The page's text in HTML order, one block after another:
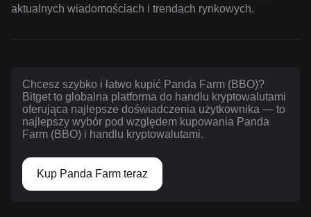
aktualnych wiadomościach i trendach rynkowych.
Chcesz szybko i łatwo kupić Panda Farm (BBO)?
Bitget to globalna platforma do handlu kryptowalutami
oferująca najlepsze doświadczenia użytkownika — to
najlepszy wybór pod względem kupowania Panda
Farm (BBO) i handlu kryptowalutami.
Kup Panda Farm teraz